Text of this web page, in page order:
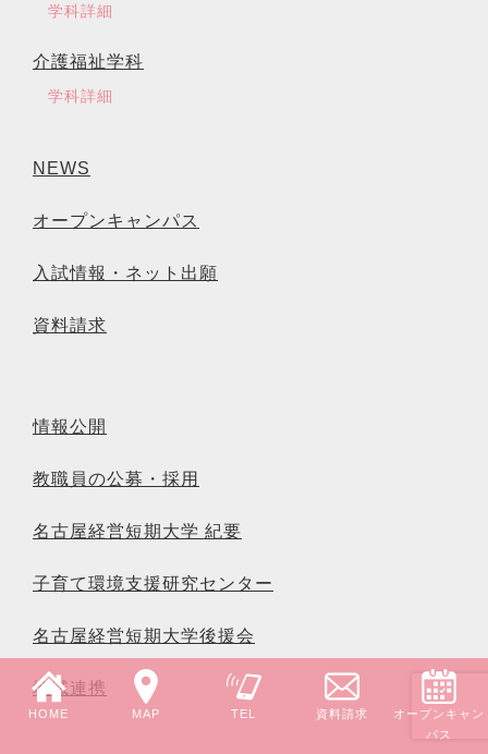
HOME MAP TEL 資料請求
オープンキャン
パス
学科詳細
介護福祉学科
学科詳細
NEWS
オープンキャンパス
入試情報・ネット出願
資料請求
情報公開
教職員の公募・採用
名古屋経営短期大学 紀要
子育て環境支援研究センター
名古屋経営短期大学後援会
地域連携